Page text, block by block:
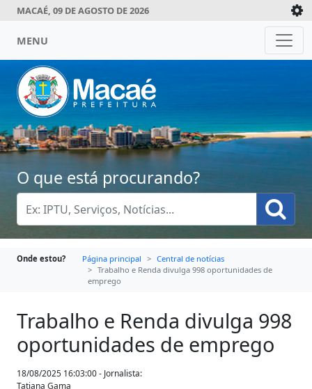
MACAÉ, 09 DE AGOSTO DE 2026
MENU
O que está procurando?
Onde estou? Página principal
Central de notícias
Trabalho e Renda divulga 998 oportunidades de
emprego
Trabalho e Renda divulga 998
oportunidades de emprego
18/08/2025 16:03:00 - Jornalista:
Tatiana Gama